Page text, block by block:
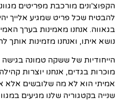
הקפוצ'ונים מורכבת מפריטים
להבטיח שכל פריט שמגיע אלייך
בגאווה. אנחנו מאמינות בערך
נושא איתו, ואנחנו מזמינות
הייחודיות של ששקה טמונה בגישה
מוכרות בגדים, אנחנו יוצרות
אמיתי הוא לא מה שלובשים אלא
שנייה בקטגוריה שלנו מגיעים